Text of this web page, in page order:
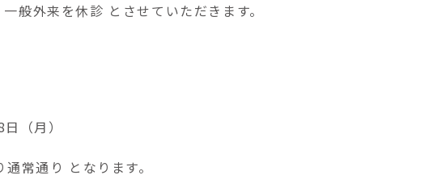
般外来を休診 とさせていただきます。
（月）
常通り となります。